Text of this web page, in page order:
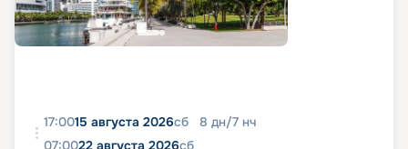
17:0015 августа 2026сб 8 дн/7 нч
07:0022 августа 2026сб